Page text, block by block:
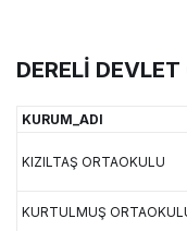
DERELİ
KURUM_ADI
KIZILTAŞ ORTAOKULU
KURTULMUŞ